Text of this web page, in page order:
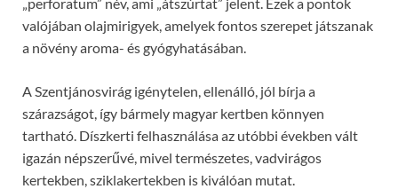
valójában olajmirigyek, amelyek fontos szerepet játszanak
a növény aroma- és gyógyhatásában.
A Szentjánosvirág igénytelen, ellenálló, jól bírja a
szárazságot, így bármely magyar kertben könnyen
tartható. Díszkerti felhasználása az utóbbi években vált
igazán népszerűvé, mivel természetes, vadvirágos
kertekben, sziklakertekben is kiválóan mutat.